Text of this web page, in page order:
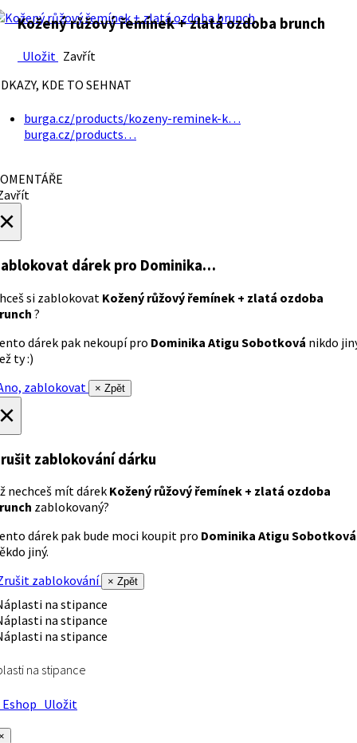
Kožený růžový řemínek + zlatá ozdoba brunch
Uložit Zavřít
KDE TO SEHNAT
burga.cz/products/kozeny-reminek-k…
burga.cz/products…
dárek pro Dominika…
si zablokovat Kožený růžový řemínek + zlatá ozdoba
?
dárek pak nekoupí pro Dominika Atigu Sobotková nikdo
ty :)
zablokovat
× Zpět
zablokování dárku
nechceš mít dárek Kožený růžový řemínek + zlatá ozdoba
zablokovaný?
dárek pak bude moci koupit pro Dominika Atigu Sobotková
jiný.
zablokování
× Zpět
na stipance
Uložit